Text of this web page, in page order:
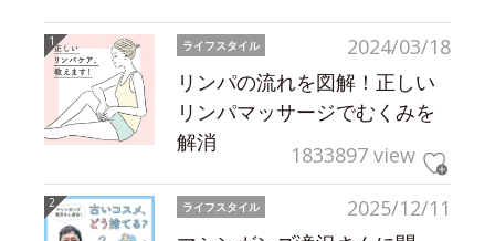
2024/03/18
ライフスタイル
リンパの流れを図解！正しい
リンパマッサージでむくみを
解消
1833897 view
2025/12/11
ライフスタイル